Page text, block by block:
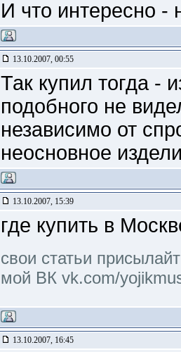
И что интересно -
13.10.2007, 00:55
Так купил тогда -
подобного не
независимо от
неосновное
13.10.2007, 15:39
где купить в
свои статьи
мой ВК vk.com/
13.10.2007, 16:45